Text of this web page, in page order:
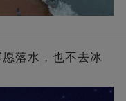
落水，也不去冰